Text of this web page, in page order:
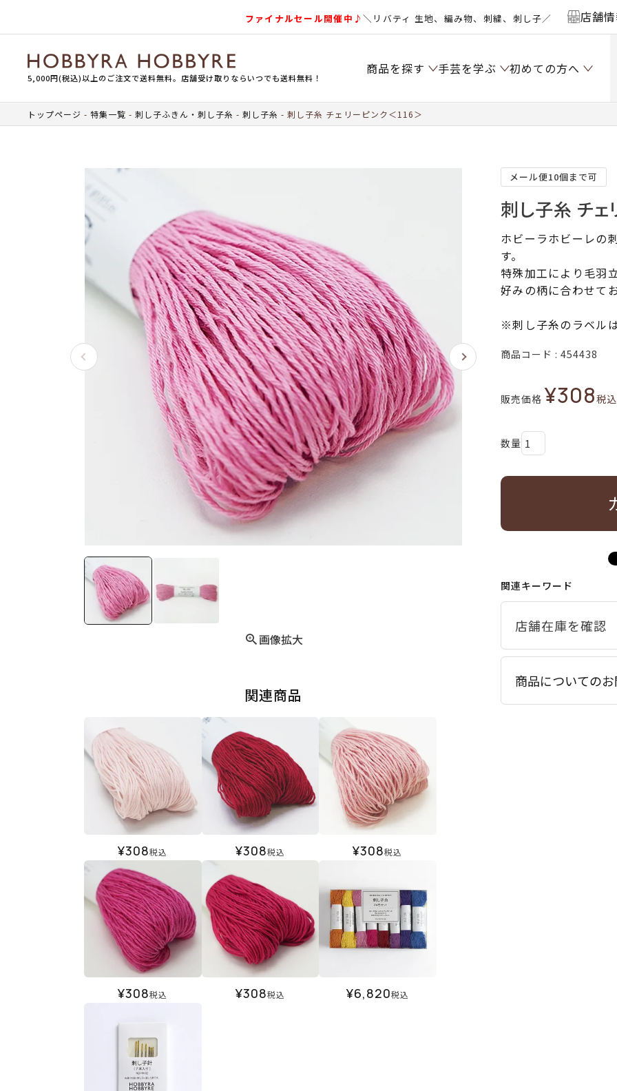
ファイナルセール開催中♪＼リバティ 生地、編み物、刺繍、刺し子／ 店舗
5,000円(税込)以上のご注文で送料無料。店舗受け取りならいつでも送料無料！
商品を探す 手芸を学ぶ 初めての方へ
トップページ 特集一覧 刺し子ふきん・刺し子糸 刺し子糸 刺し子糸 チェリーピンク＜116＞
画像拡大
関連商品
¥308税込 ¥308税込 ¥308税込
¥308税込 ¥308税込 ¥6,820税込
メール便10個まで可
刺し子糸 チ
ホビーラホビーレの
す。
特殊加工により毛羽
好みの柄に合わせて
※刺し子糸のラベル
商品コード 454438
販売価格 ¥308税込
関連キーワード
商品についての